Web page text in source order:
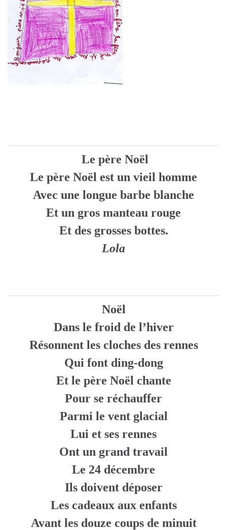
Le père Noël
Le père Noël est un vieil homme
Avec une longue barbe blanche
Et un gros manteau rouge
Et des grosses bottes.
Lola
Noël
Dans le froid de l’hiver
Résonnent les cloches des rennes
Qui font ding-dong
Et le père Noël chante
Pour se réchauffer
Parmi le vent glacial
Lui et ses rennes
Ont un grand travail
Le 24 décembre
Ils doivent déposer
Les cadeaux aux enfants
Avant les douze coups de minuit